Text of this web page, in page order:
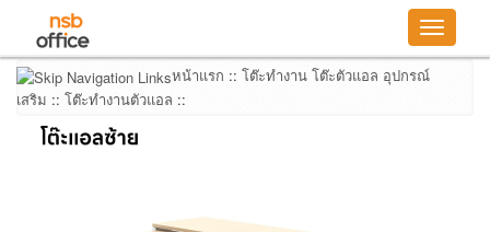
Toggle
หน้าแรก :: โต๊ะทำงาน โต๊ะตัวแอล อุปกรณ์
เสริม :: โต๊ะทำงานตัวแอล ::